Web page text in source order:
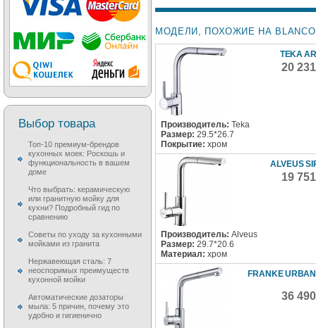
МОДЕЛИ, ПОХОЖИЕ НА BLANCO
TEKA
20
Производитель: Teka
Размер: 29.5*26.7
Покрытие: хром
ALVEUS
19
Производитель: Alveus
Размер: 29.7*20.6
Материал: хром
FRANKE
36
Выбор товара
Топ-10 премиум-брендов
кухонных моек: Роскошь и
функциональность в вашем
доме
Что выбрать: керамическую
или гранитную мойку для
кухни? Подробный гид по
сравнению
Советы по уходу за кухонными
мойками из гранита
Нержавеющая сталь: 7
неоспоримых преимуществ
кухонной мойки
Автоматические дозаторы
мыла: 5 причин, почему это
удобно и гигиенично